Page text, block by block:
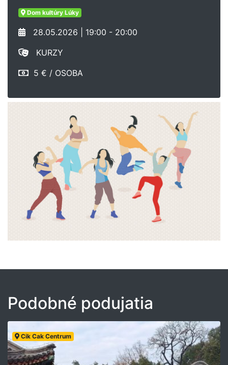
Dom kultúry Lúky
28.05.2026 | 19:00 - 20:00
KURZY
5 € / OSOBA
Podobné podujatia
Cik Cak Centrum